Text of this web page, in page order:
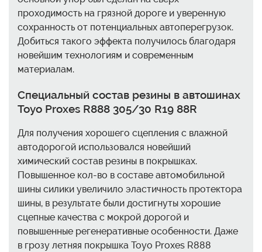
проходимость на грязной дороге и уверенную
сохранность от потенциальных автоперегрузок.
Добиться такого эффекта получилось благодаря
новейшим технологиям и современным
материалам.
Специальный состав резины в автошинах
Toyo Proxes R888 305/30 R19 88R
Для получения хорошего сцепления с влажной
автодорогой использовался новейший
химический состав резины в покрышках.
Повышенное кол-во в составе автомобильной
шины силики увеличило эластичность протектора
шины, в результате были достигнуты хорошие
сцепные качества с мокрой дорогой и
повышенные регенеративные особенности. Даже
в грозу летняя покрышка Toyo Proxes R888